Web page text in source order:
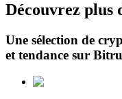
Prêts
Découvrez plus
Une sélection de
et tendance sur